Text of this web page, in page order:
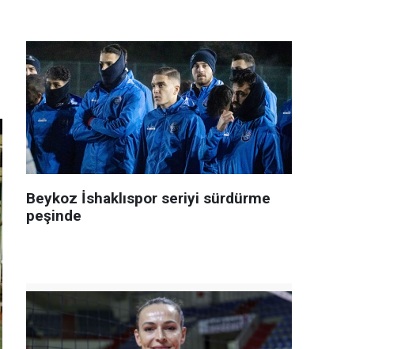
Beykoz İshaklıspor seriyi sürdürme
peşinde